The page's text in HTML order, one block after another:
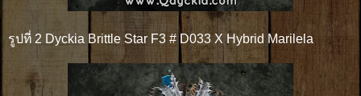
รูปที่ 2 Dyckia Brittle Star F3 # D033 X Hybrid Marilela